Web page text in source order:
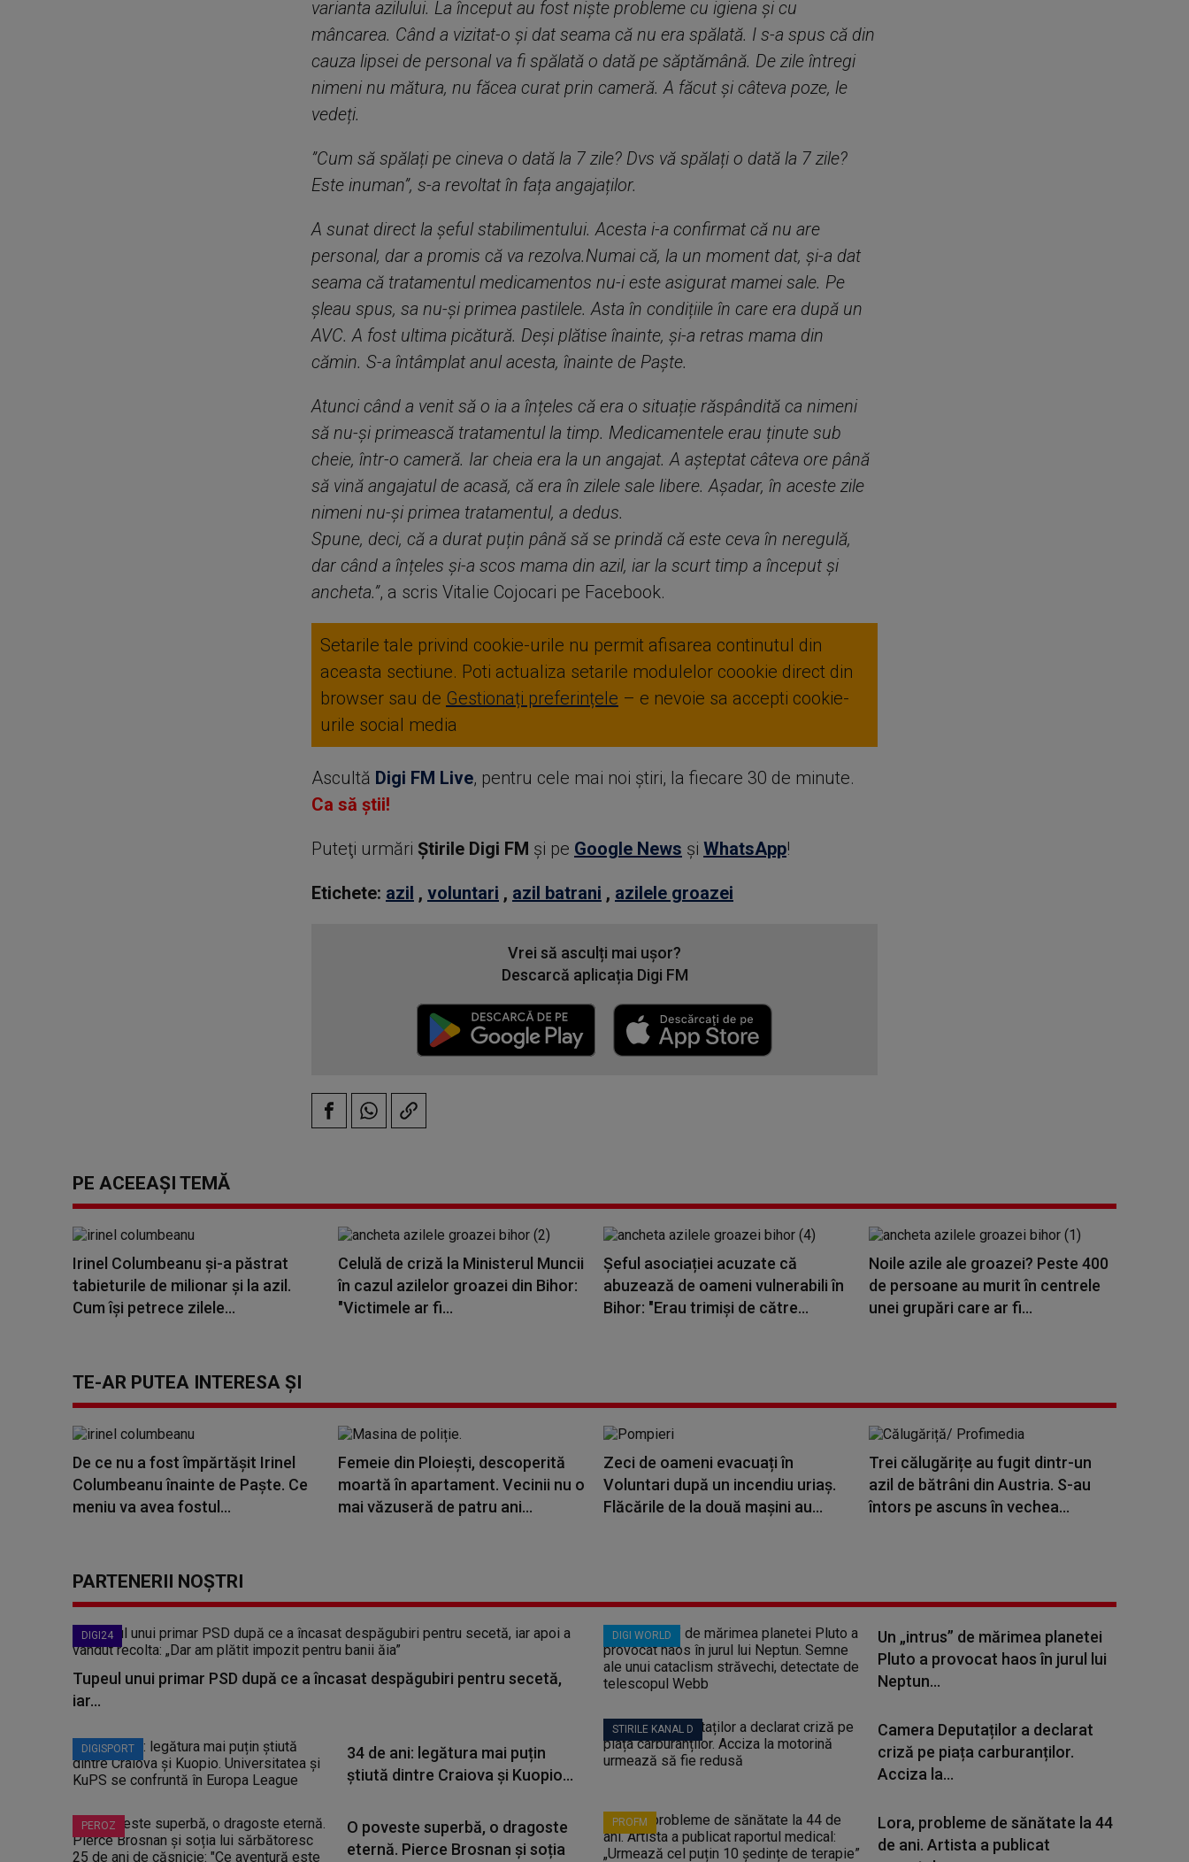
varianta azilului. La început au fost niște probleme cu igiena și cu
mâncarea. Când a vizitat-o și dat seama că nu era spălată. I s-a spus că din
cauza lipsei de personal va fi spălată o dată pe săptămână. De zile întregi
nimeni nu mătura, nu făcea curat prin cameră. A făcut și câteva poze, le
vedeți.
”Cum să spălați pe cineva o dată la 7 zile? Dvs vă spălați o dată la 7 zile?
Este inuman”, s-a revoltat în fața angajaților.
A sunat direct la șeful stabilimentului. Acesta i-a confirmat că nu are
personal, dar a promis că va rezolva.Numai că, la un moment dat, și-a dat
seama că tratamentul medicamentos nu-i este asigurat mamei sale. Pe
șleau spus, sa nu-și primea pastilele. Asta în condițiile în care era după un
AVC. A fost ultima picătură. Deși plătise înainte, și-a retras mama din
cămin. S-a întâmplat anul acesta, înainte de Paște.
Atunci când a venit să o ia a înțeles că era o situație răspândită ca nimeni
să nu-și primească tratamentul la timp. Medicamentele erau ținute sub
cheie, într-o cameră. Iar cheia era la un angajat. A așteptat câteva ore până
să vină angajatul de acasă, că era în zilele sale libere. Așadar, în aceste zile
nimeni nu-și primea tratamentul, a dedus.
Spune, deci, că a durat puțin până să se prindă că este ceva în neregulă,
dar când a înțeles și-a scos mama din azil, iar la scurt timp a început și
ancheta.”, a scris Vitalie Cojocari pe Facebook.
Setarile tale privind cookie-urile nu permit afisarea continutul din
aceasta sectiune. Poti actualiza setarile modulelor coookie direct din
browser sau de Gestionați preferințele – e nevoie sa accepti cookie-
urile social media
Ascultă Digi FM Live, pentru cele mai noi știri, la fiecare 30 de minute.
Ca să știi!
Puteţi urmări Știrile Digi FM şi pe Google News şi WhatsApp!
Etichete: azil , voluntari , azil batrani , azilele groazei
Vrei să asculți mai ușor?
Descarcă aplicația Digi FM
PE ACEEAȘI TEMĂ
Irinel Columbeanu și-a păstrat
tabieturile de milionar și la azil.
Cum își petrece zilele...
Celulă de criză la Ministerul Muncii
în cazul azilelor groazei din Bihor:
"Victimele ar fi...
Șeful asociației acuzate că
abuzează de oameni vulnerabili în
Bihor: "Erau trimiși de către...
Noile azile ale groazei? Peste 400
de persoane au murit în centrele
unei grupări care ar fi...
TE-AR PUTEA INTERESA ȘI
De ce nu a fost împărtășit Irinel
Columbeanu înainte de Paște. Ce
meniu va avea fostul...
Femeie din Ploiești, descoperită
moartă în apartament. Vecinii nu o
mai văzuseră de patru ani...
Zeci de oameni evacuați în
Voluntari după un incendiu uriaș.
Flăcările de la două mașini au...
Trei călugărițe au fugit dintr-un
azil de bătrâni din Austria. S-au
întors pe ascuns în vechea...
PARTENERII NOȘTRI
DIGI24
Tupeul unui primar PSD după ce a încasat despăgubiri pentru secetă,
iar...
DIGISPORT
34 de ani: legătura mai puțin
știută dintre Craiova și Kuopio...
PEROZ
O poveste superbă, o dragoste
eternă. Pierce Brosnan și soția
DIGI WORLD
Un „intrus” de mărimea planetei
Pluto a provocat haos în jurul lui
Neptun...
STIRILE KANAL D
Camera Deputaților a declarat
criză pe piața carburanților.
Acciza la...
PROFM
Lora, probleme de sănătate la 44
de ani. Artista a publicat